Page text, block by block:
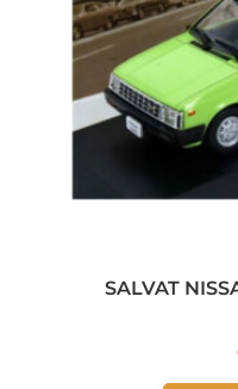
SALVAT